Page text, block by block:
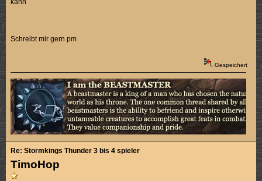
kann
Schreibt mir gern pm
Gespeichert
TimoHop
Re: Stormkings Thunder 3 bis 4 spieler